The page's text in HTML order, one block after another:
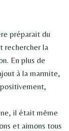
préparait du
rechercher la
En plus de
à la marmite,
il était même
et aimons tous